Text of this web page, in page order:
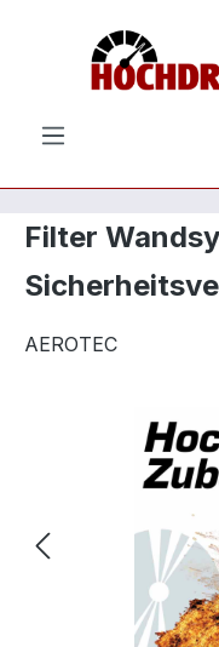
Zum Hauptinhalt
Filter
AEROTEC
Bildergalerie